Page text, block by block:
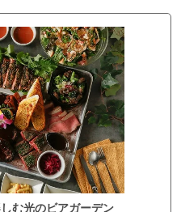
む光のビアガーデン